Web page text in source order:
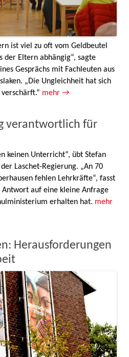
ist viel zu oft vom Geldbeutel
der Eltern abhängig“, sagte
Gesprächs mit Fachleuten aus
„Die Ungleichheit hat sich
mehr →
verantwortlich für
keinen Unterricht“, übt Stefan
Laschet-Regierung. „An 70
fehlen Lehrkräfte“, fasst
Antwort auf eine kleine Anfrage
erhalten hat. mehr
Herausforderungen